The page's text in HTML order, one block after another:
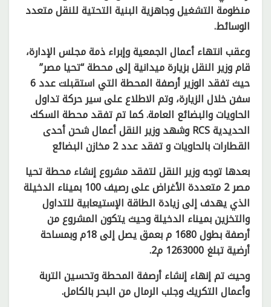
منظومة التشغيل وجاهزية البنية التحتية للنقل متعدد
الوسائط.
وعقب انتهاء أعمال الجمعية وإبراء ذمة مجلس الإدارة،
قام وزير النقل بزيارة ميدانية إلى محطة “تحيا مصر”
حيث تفقد الوزير أرصفة المحطة التي استقبلت عدد 6
سفن خلال الزيارة، وتم الاطلاع على سير حركة تداول
الحاويات والبضائع العامة. كما تم تفقد محطة السكك
الحديدية RCS وشهد وزير النقل أعمال شحن أحدى
القطارات بالحاويات و تفقد عدد 2 مخازن البضائع
بعدها توجه وزير النقل لتفقد مشروع إنشاء محطة تحيا
مصر 2 متعددة الأغراض على رصيف 100 بميناء الدخيلة
الذي يهدف إلى زيادة الطاقة الإستيعابية للتداول
والتخزين بميناء الدخيلة وحيث يتكون المشروع من
أرصفة بطول 1680 م بعمق يصل إلى 18م وبمساحة
أرضية تبلغ 1263000 م2.
وحيث تم إنهاء إنشاء أرصفة المحطة وتحسين التربة
وأعمال التكريك وجلب الرمال من البحر بالكامل.